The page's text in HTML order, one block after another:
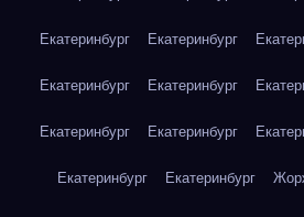
Екатеринбург Екатеринбург
Екатеринбург Екатеринбург
Екатеринбург Екатеринбург
Екатеринбург Екатеринбург